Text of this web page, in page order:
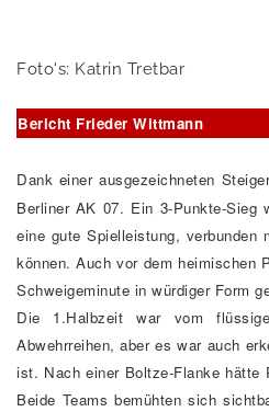
Foto's: Katrin Tretbar
Bericht Frieder Wittmann
Dank einer ausgezeichneten
Berliner AK 07. Ein 3-Punkte-Sieg
eine gute Spielleistung, verbunden
können. Auch vor dem heimischen
Schweigeminute in würdiger Form
Die 1.Halbzeit war vom
Abwehrreihen, aber es war auch
ist. Nach einer Boltze-Flanke hätte
Beide Teams bemühten sich